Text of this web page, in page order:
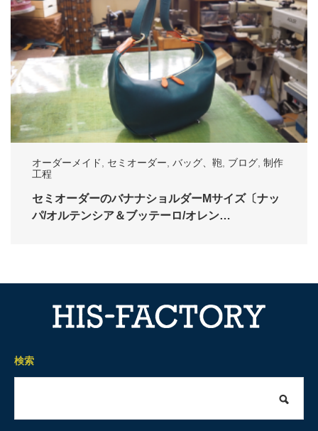
オーダーメイド セミオーダー バッグ、鞄 ブログ 制作
工程
セミオーダーのバナナショルダーMサイズ〔ナッ
パ/オルテンシア＆ブッテーロ/オレン…
検索